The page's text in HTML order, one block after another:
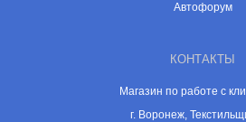
Автофорум
КОНТАКТЫ
Магазин по работе с
г. Воронеж,